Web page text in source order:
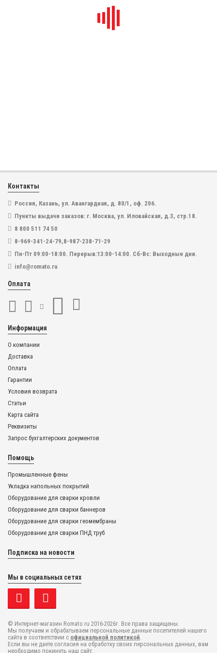
4 980
3 320
В корзину
Купить в один клик
В наличии
Нагревательный элемент 230 В, 1550 Вт, для TRIAC S
4 980
Купить в один клик
Контакты
Россия, Казань, ул. Авангардная, д. 80/1, оф. 206.
Пункты выдачи заказов: г. Москва, ул. Иловайская, д.3, стр.18.
8 800 511 74 50
8-969-341-24-79,8-987-238-71-29
Пн-Пт 09:00-18:00. Перерыв:13:00-14:00. Сб-Вс: Выходные дни.
info@romato.ru
Оплата
Информация
О компании
Доставка
Оплата
Гарантии
Условия возврата
Статьи
Карта сайта
Реквизиты
Запрос бухгалтерских документов
Помощь
Промышленные фены
Укладка напольных покрытий
Оборудование для сварки кровли
Оборудование для сварки баннеров
Оборудование для сварки геомембраны
Оборудование для сварки ПНД труб
Подписка на новости
Мы в социальных сетях
© Интернет-магазин Romato.ru 2016-2026г. Все права защищены.
Мы получаем и обрабатываем персональные данные посетителей нашего
сайта в соответствии с официальной политикой.
Если вы не даете согласия на обработку своих персональных данных, вам
необходимо покинуть наш сайт.